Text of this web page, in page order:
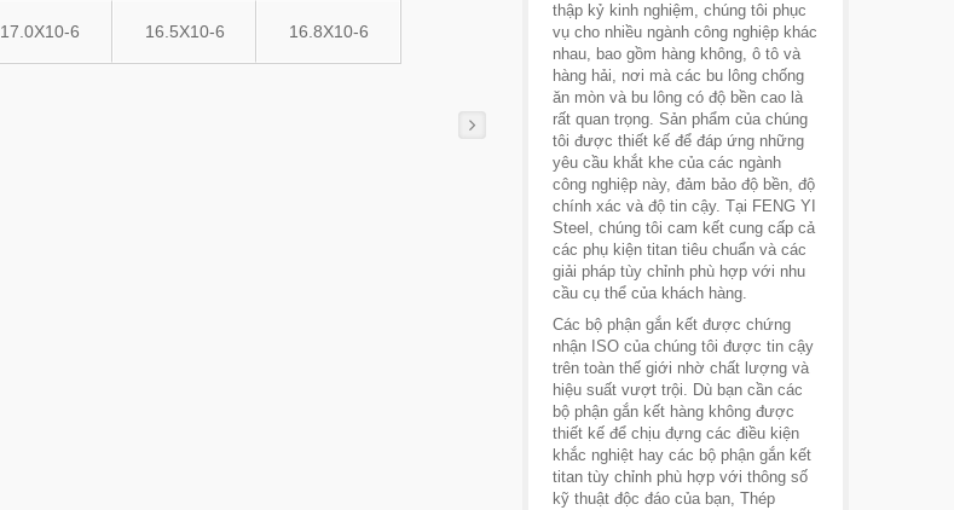
17.0X10-6 16.5X10-6 16.8X10-6
thập kỷ kinh nghiệm, chúng tôi phục
vụ cho nhiều ngành công nghiệp khác
nhau, bao gồm hàng không, ô tô và
hàng hải, nơi mà các bu lông chống
ăn mòn và bu lông có độ bền cao là
rất quan trọng. Sản phẩm của chúng
tôi được thiết kế để đáp ứng những
yêu cầu khắt khe của các ngành
công nghiệp này, đảm bảo độ bền, độ
chính xác và độ tin cậy. Tại FENG YI
Steel, chúng tôi cam kết cung cấp cả
các phụ kiện titan tiêu chuẩn và các
giải pháp tùy chỉnh phù hợp với nhu
cầu cụ thể của khách hàng.
Các bộ phận gắn kết được chứng
nhận ISO của chúng tôi được tin cậy
trên toàn thế giới nhờ chất lượng và
hiệu suất vượt trội. Dù bạn cần các
bộ phận gắn kết hàng không được
thiết kế để chịu đựng các điều kiện
khắc nghiệt hay các bộ phận gắn kết
titan tùy chỉnh phù hợp với thông số
kỹ thuật độc đáo của bạn, Thép